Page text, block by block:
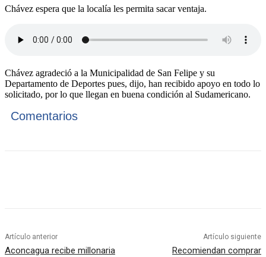
Chávez espera que la localía les permita sacar ventaja.
Chávez agradeció a la Municipalidad de San Felipe y su
Departamento de Deportes pues, dijo, han recibido apoyo en todo lo
solicitado, por lo que llegan en buena condición al Sudamericano.
Comentarios
Artículo anterior
Aconcagua recibe millonaria
Artículo siguiente
Recomiendan comprar